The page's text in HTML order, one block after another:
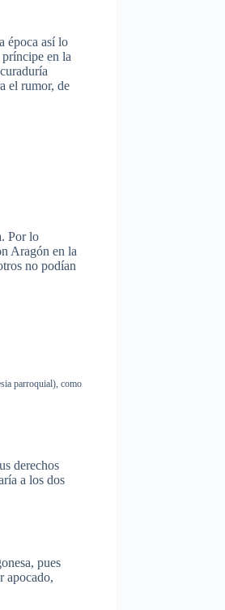
época asílo
príncipe en la
el rumor, de
. Porlo
Aragón en la
no podían
parroquial), como
derechos
a los dos
, pues
apocado,